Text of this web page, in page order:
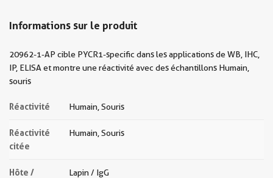
Informations sur le produit
20962-1-AP cible PYCR1-specific dans les applications de WB, IHC,
IP, ELISA et montre une réactivité avec des échantillons Humain,
souris
Réactivité Humain, Souris
Réactivité
citée
Humain, Souris
Hôte /
Lapin / IgG